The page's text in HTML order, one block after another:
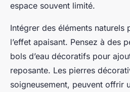
espace souvent limité.
Intégrer des éléments naturels
l’effet apaisant. Pensez à des
bols d’eau décoratifs pour
reposante. Les pierres
soigneusement, peuvent offrir